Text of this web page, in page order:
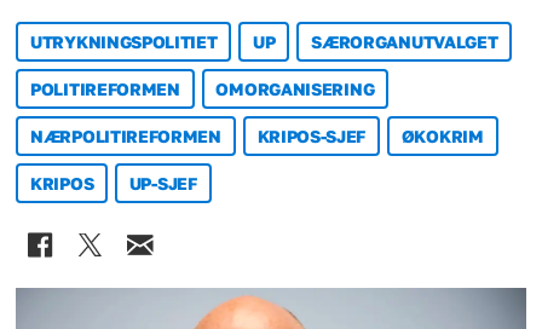
UTRYKNINGSPOLITIET UP SÆRORGANUTVALGET
POLITIREFORMEN OMORGANISERING
NÆRPOLITIREFORMEN KRIPOS-SJEF ØKOKRIM
KRIPOS UP-SJEF